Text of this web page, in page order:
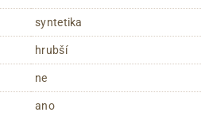
syntetika
hrubší
ne
ano